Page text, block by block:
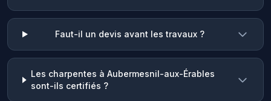
Faut-il un devis avant les travaux ?
Les charpentes à Aubermesnil-aux-Érables
sont-ils certifiés ?